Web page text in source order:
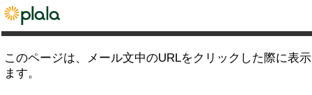
このページは、メール文中のURLをクリックした際に表
ます。